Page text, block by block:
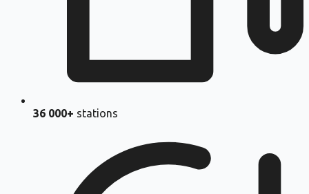
36 000+ stations